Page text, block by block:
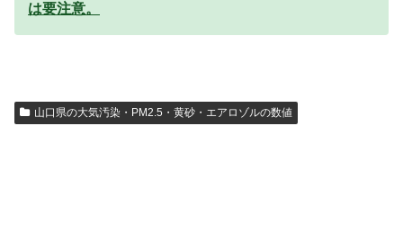
は要注意。
山口県の大気汚染・PM2.5・黄砂・エアロゾルの数値